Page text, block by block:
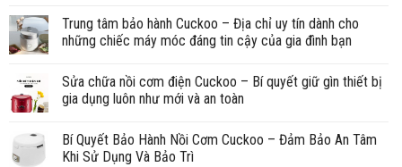
Trung tâm bảo hành Cuckoo – Địa chỉ uy tín dành cho
những chiếc máy móc đáng tin cậy của gia đình bạn
Sửa chữa nồi cơm điện Cuckoo – Bí quyết giữ gìn thiết bị
gia dụng luôn như mới và an toàn
Bí Quyết Bảo Hành Nồi Cơm Cuckoo – Đảm Bảo An Tâm
Khi Sử Dụng Và Bảo Trì